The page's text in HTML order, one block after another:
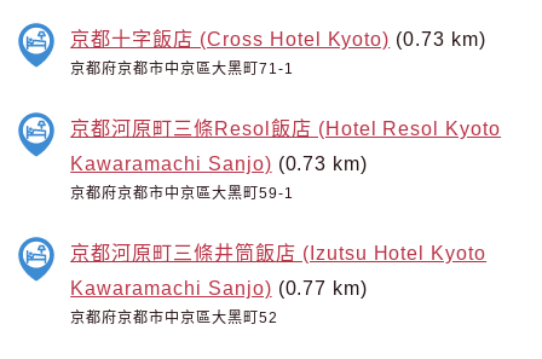
京都十字飯店 (Cross Hotel Kyoto) (0.73 km)
京都府京都市中京區大黑町71-1
京都河原町三條Resol飯店 (Hotel Resol Kyoto
Kawaramachi Sanjo) (0.73 km)
京都府京都市中京區大黑町59-1
京都河原町三條井筒飯店 (Izutsu Hotel Kyoto
Kawaramachi Sanjo) (0.77 km)
京都府京都市中京區大黑町52